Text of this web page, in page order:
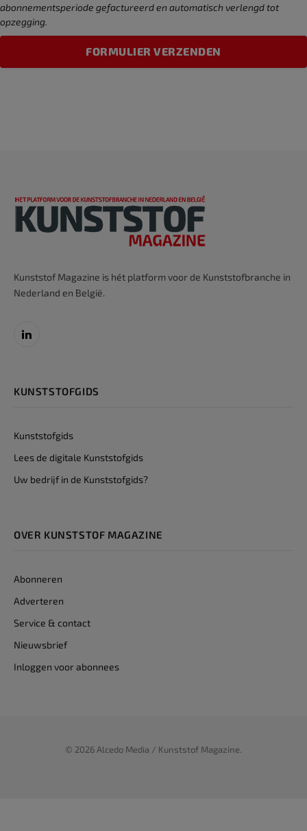
abonnementsperiode gefactureerd en automatisch verlengd tot
opzegging.
FORMULIER VERZENDEN
Kunststof Magazine is hét platform voor de Kunststofbranche in
Nederland en België.
LinkedIn
KUNSTSTOFGIDS
Kunststofgids
Lees de digitale Kunststofgids
Uw bedrijf in de Kunststofgids?
OVER KUNSTSTOF MAGAZINE
Abonneren
Adverteren
Service & contact
Nieuwsbrief
Inloggen voor abonnees
© 2026 Alcedo Media / Kunststof Magazine.